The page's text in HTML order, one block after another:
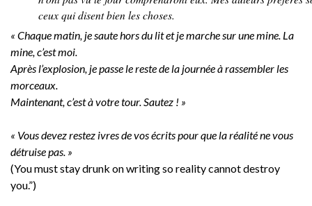
ceux qui disent bien les choses.
« Chaque matin, je saute hors du lit et je marche sur une mine. La
mine, c’est moi.
Après l’explosion, je passe le reste de la journée à rassembler les
morceaux.
Maintenant, c’est à votre tour. Sautez ! »
« Vous devez restez ivres de vos écrits pour que la réalité ne vous
détruise pas. »
(You must stay drunk on writing so reality cannot destroy
you.”)